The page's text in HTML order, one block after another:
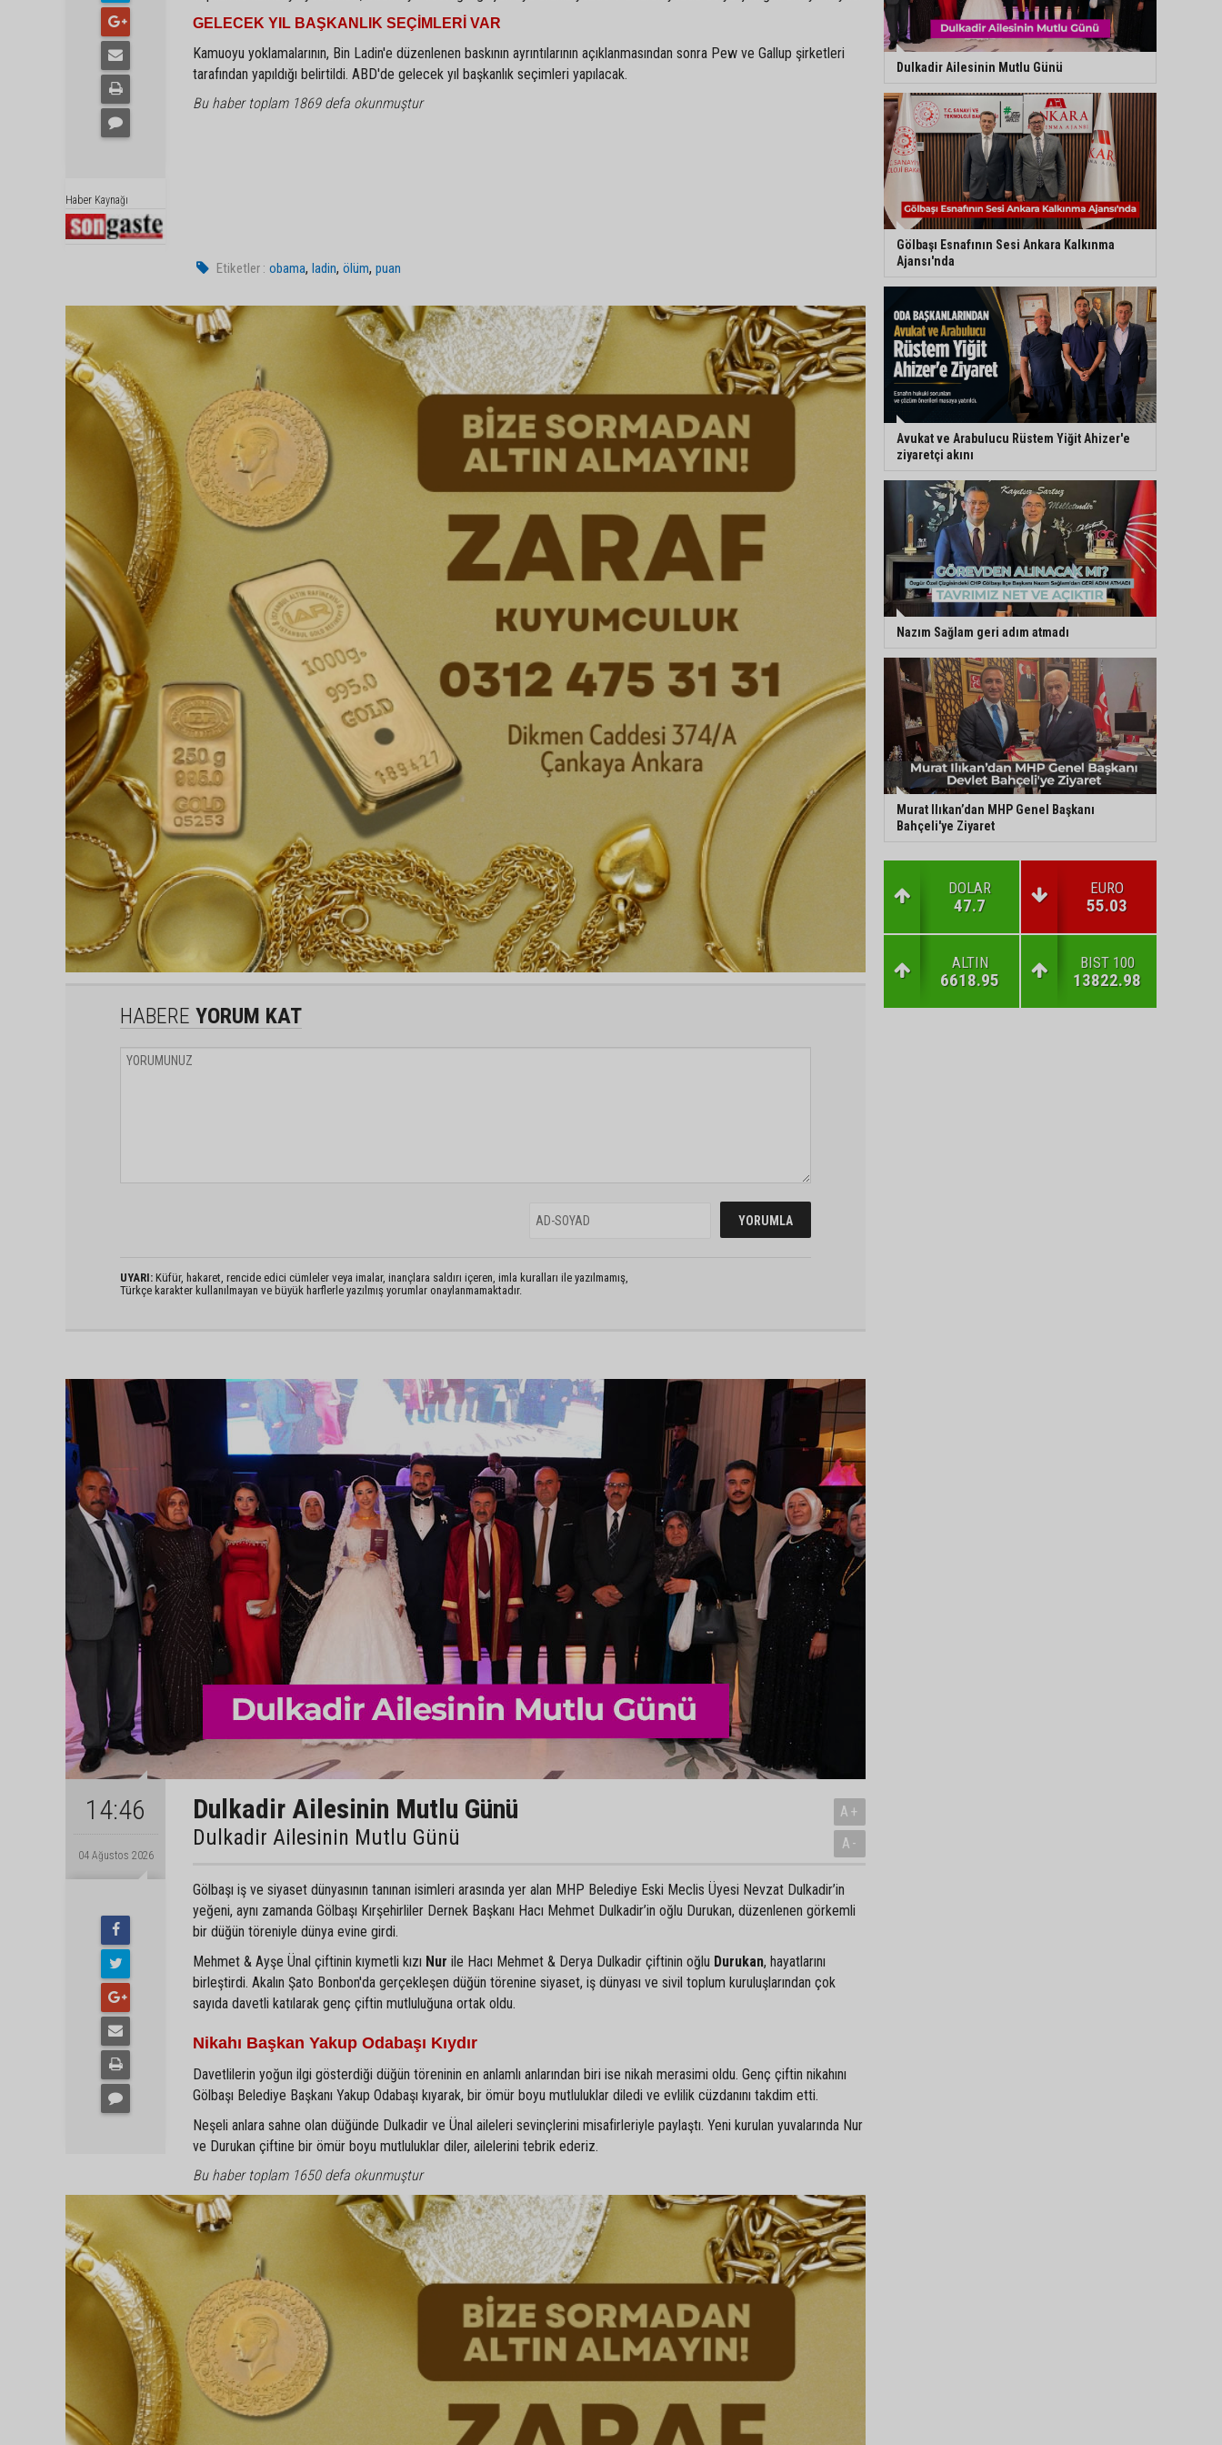
Haber Kaynağı
GELECEK YIL BAŞKANLIK SEÇİMLERİ VAR
Kamuoyu yoklamalarının, Bin Ladin'e düzenlenen baskının ayrıntılarının açıklanmasından sonra Pew ve Gallup şirketleri
tarafından yapıldığı belirtildi. ABD'de gelecek yıl başkanlık seçimleri yapılacak.
Bu haber toplam 1869 defa okunmuştur
Etiketler : obama,ladin,ölüm,puan
HABERE YORUM KAT
UYARI: Küfür, hakaret, rencide edici cümleler veya imalar, inançlara saldırı içeren, imla kuralları ile yazılmamış,
Türkçe karakter kullanılmayan ve büyük harflerle yazılmış yorumlar onaylanmamaktadır.
14:46
04 Ağustos 2026
Dulkadir Ailesinin Mutlu Günü
Dulkadir Ailesinin Mutlu Günü
A+
A-
Gölbaşı iş ve siyaset dünyasının tanınan isimleri arasında yer alan MHP Belediye Eski Meclis Üyesi Nevzat Dulkadir’in
yeğeni, aynı zamanda Gölbaşı Kırşehirliler Dernek Başkanı Hacı Mehmet Dulkadir’in oğlu Durukan, düzenlenen görkemli
bir düğün töreniyle dünya evine girdi.
Mehmet & Ayşe Ünal çiftinin kıymetli kızı Nur ile Hacı Mehmet & Derya Dulkadir çiftinin oğlu Durukan, hayatlarını
birleştirdi. Akalın Şato Bonbon'da gerçekleşen düğün törenine siyaset, iş dünyası ve sivil toplum kuruluşlarından çok
sayıda davetli katılarak genç çiftin mutluluğuna ortak oldu.
Nikahı Başkan Yakup Odabaşı Kıydır
Davetlilerin yoğun ilgi gösterdiği düğün töreninin en anlamlı anlarından biri ise nikah merasimi oldu. Genç çiftin nikahını
Gölbaşı Belediye Başkanı Yakup Odabaşı kıyarak, bir ömür boyu mutluluklar diledi ve evlilik cüzdanını takdim etti.
Neşeli anlara sahne olan düğünde Dulkadir ve Ünal aileleri sevinçlerini misafirleriyle paylaştı. Yeni kurulan yuvalarında Nur
ve Durukan çiftine bir ömür boyu mutluluklar diler, ailelerini tebrik ederiz.
Bu haber toplam 1650 defa okunmuştur
Dulkadir Ailesinin Mutlu Günü
Gölbaşı Esnafının Sesi Ankara Kalkınma
Ajansı'nda
Avukat ve Arabulucu Rüstem Yiğit Ahizer'e
ziyaretçi akını
Nazım Sağlam geri adım atmadı
Murat Ilıkan’dan MHP Genel Başkanı
Bahçeli'ye Ziyaret
DOLAR
47.7
EURO
55.03
ALTIN
6618.95
BIST 100
13822.98